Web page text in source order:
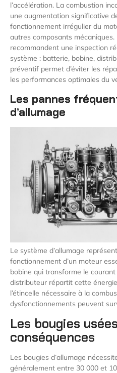
l’accélération. La combustion
une augmentation significative
fonctionnement irrégulier du
autres composants
recommandent une inspection
système : batterie, bobine,
préventif permet d’éviter les
les performances optimales du
Les pannes
d’allumage
Le système d’allumage
fonctionnement d’un moteur
bobine qui transforme le
distributeur répartit cette
l’étincelle nécessaire à la
dysfonctionnements peuvent
Les bougies
conséquences
Les bougies d’allumage
généralement entre 30 000 et